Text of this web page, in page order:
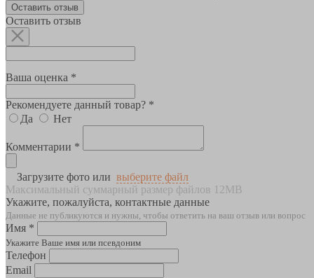
Оставить отзыв
Оставить отзыв
Ваша оценка *
Рекомендуете данный товар? *
Да
Нет
Комментарии *
Загрузите фото или выберите файл
Максимальный суммарный размер файлов 12MB
Укажите, пожалуйста, контактные данные
Данные не публикуются и нужны, чтобы ответить на ваш отзыв или вопрос
Имя *
Укажите Ваше имя или псевдоним
Телефон
Email